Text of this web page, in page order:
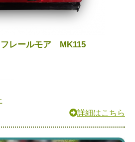
フレールモア MK115
詳細はこちら